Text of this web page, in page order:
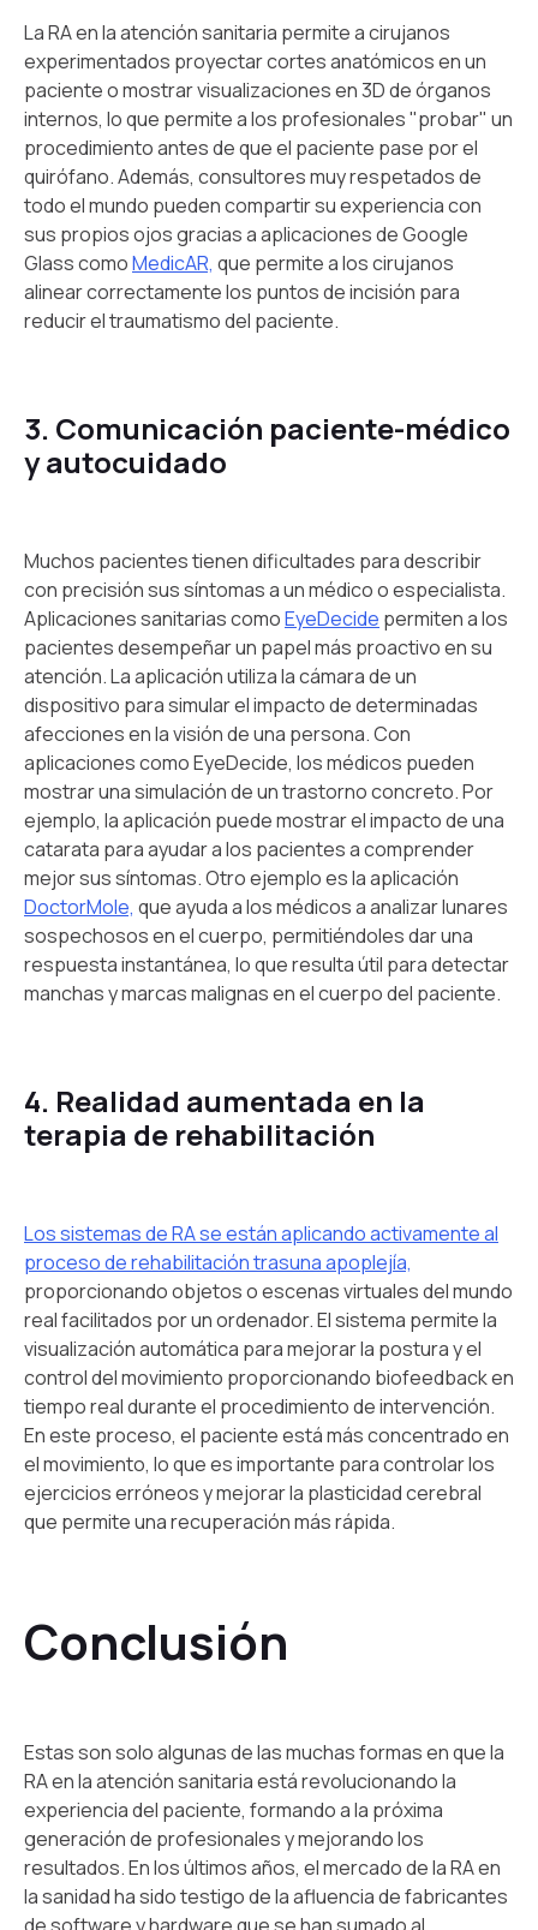
La RA en la atención sanitaria permite a cirujanos
experimentados proyectar cortes anatómicos en un
paciente o mostrar visualizaciones en 3D de órganos
internos, lo que permite a los profesionales "probar" un
procedimiento antes de que el paciente pase por el
quirófano. Además, consultores muy respetados de
todo el mundo pueden compartir su experiencia con
sus propios ojos gracias a aplicaciones de Google
Glass comoMedicAR, que permite a los cirujanos
alinear correctamente los puntos de incisión para
reducir el traumatismo del paciente.
3. Comunicación paciente-médico
y autocuidado
Muchos pacientes tienen dificultades para describir
con precisión sus síntomas a un médico o especialista.
Aplicaciones sanitarias comoEyeDecide permiten a los
pacientes desempeñar un papel más proactivo en su
atención. La aplicación utiliza la cámara de un
dispositivo para simular el impacto de determinadas
afecciones en la visión de una persona. Con
aplicaciones como EyeDecide, los médicos pueden
mostrar una simulación de un trastorno concreto. Por
ejemplo, la aplicación puede mostrar el impacto de una
catarata para ayudar a los pacientes a comprender
mejor sus síntomas. Otro ejemplo es la aplicación
DoctorMole, que ayuda a los médicos a analizar lunares
sospechosos en el cuerpo, permitiéndoles dar una
respuesta instantánea, lo que resulta útil para detectar
manchas y marcas malignas en el cuerpo del paciente.
4. Realidad aumentada en la
terapia de rehabilitación
Los sistemas de RA se están aplicando activamente al
proceso de rehabilitación trasuna apoplejía,
proporcionando objetos o escenas virtuales del mundo
real facilitados por un ordenador. El sistema permite la
visualización automática para mejorar la postura y el
control del movimiento proporcionando biofeedback en
tiempo real durante el procedimiento de intervención.
En este proceso, el paciente está más concentrado en
el movimiento, lo que es importante para controlar los
ejercicios erróneos y mejorar la plasticidad cerebral
que permite una recuperación más rápida.
Conclusión
Estas son solo algunas de las muchas formas en que la
RA en la atención sanitaria está revolucionando la
experiencia del paciente, formando a la próxima
generación de profesionales y mejorando los
resultados. En los últimos años, el mercado de la RA en
la sanidad ha sido testigo de la afluencia de fabricantes